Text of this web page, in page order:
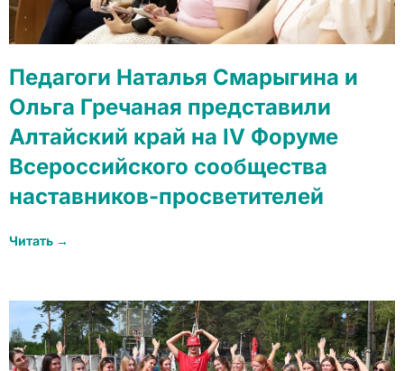
Педагоги Наталья Смарыгина и
Ольга Гречаная представили
Алтайский край на IV Форуме
Всероссийского сообщества
наставников-просветителей
Читать →